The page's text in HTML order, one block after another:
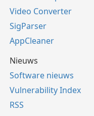
Video Converter
SigParser
AppCleaner
Nieuws
Software nieuws
Vulnerability Index
RSS